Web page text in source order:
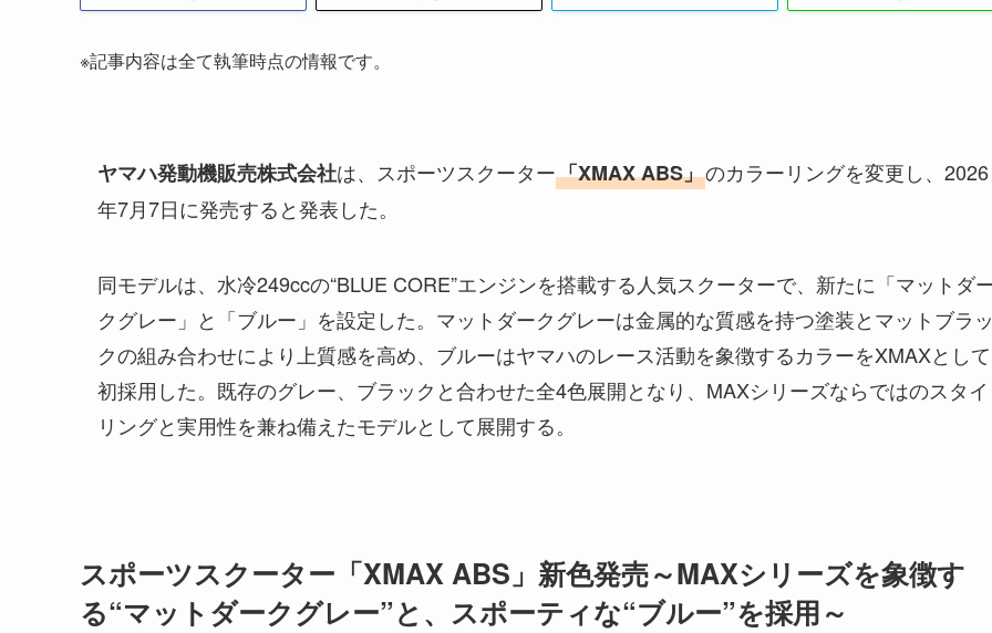
※記事内容は全て執筆時点の情報です。
ヤマハ発動機販売株式会社は、スポーツスクーター「XMAX ABS」のカラーリングを変更し、2026
年7月7日に発売すると発表した。
同モデルは、水冷249ccの“BLUE CORE”エンジンを搭載する人気スクーターで、新たに「マットダ
クグレー」と「ブルー」を設定した。マットダークグレーは金属的な質感を持つ塗装とマットブラ
クの組み合わせにより上質感を高め、ブルーはヤマハのレース活動を象徴するカラーをXMAXとして
初採用した。既存のグレー、ブラックと合わせた全4色展開となり、MAXシリーズならではのスタイ
リングと実用性を兼ね備えたモデルとして展開する。
スポーツスクーター「XMAX ABS」新色発売～MAXシリーズを象徴す
る“マットダークグレー”と、スポーティな“ブルー”を採用～